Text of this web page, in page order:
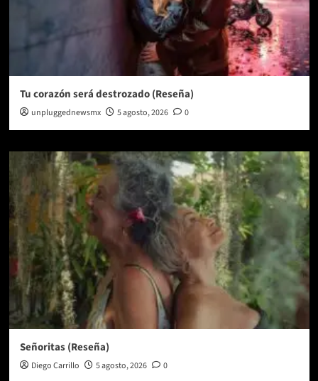
Tu corazón será destrozado (Reseña)
unpluggednewsmx 5 agosto, 2026 0
Señoritas (Reseña)
Diego Carrillo 5 agosto, 2026 0